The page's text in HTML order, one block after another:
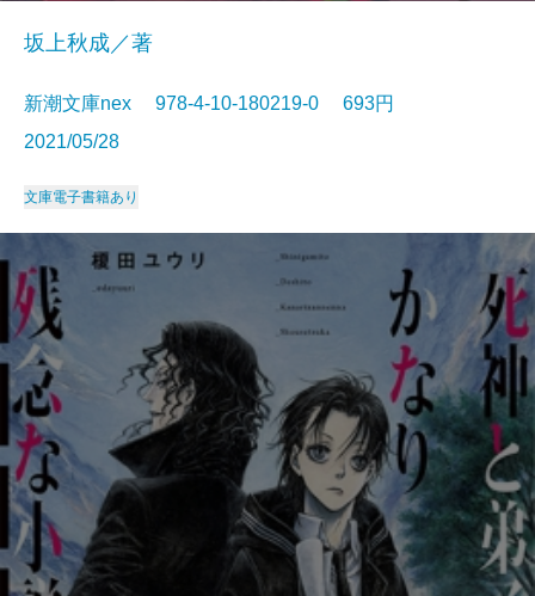
坂上秋成／著
新潮文庫nex 978-4-10-180219-0 693円
2021/05/28
文庫電子書籍あり